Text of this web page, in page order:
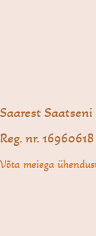
Saarest Saatseni
Reg. nr. 16960618
Võta meiega